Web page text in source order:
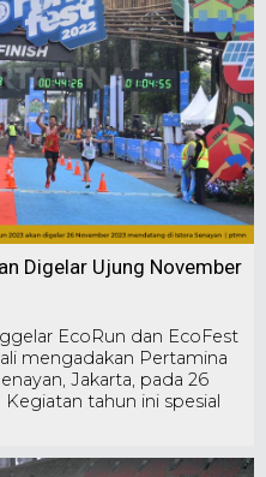
Digelar Ujung November
EcoRun dan EcoFest
mengadakan Pertamina
Jakarta, pada 26
tahun ini spesial